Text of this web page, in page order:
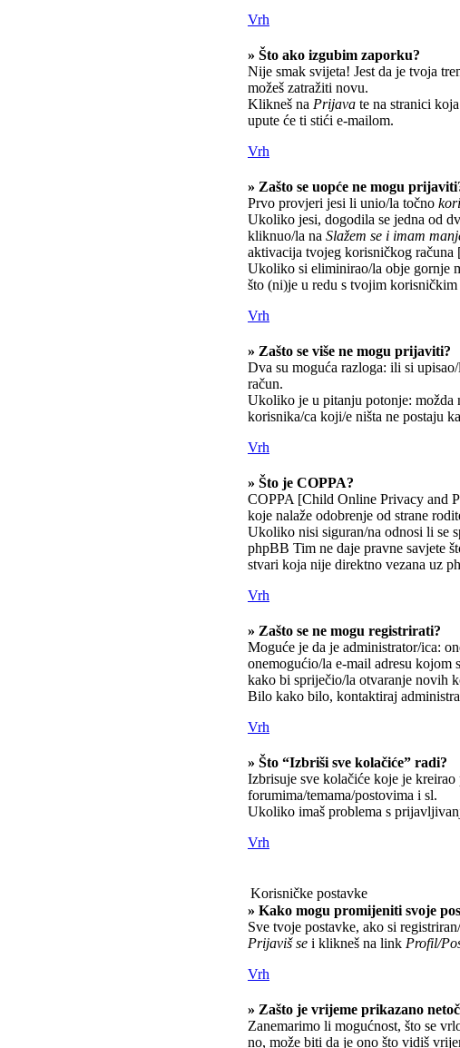
Vrh
» Što ako izgubim zaporku?
Nije smak svijeta! Jest da je tvoja
možeš zatražiti novu.
Klikneš na Prijava te na stranici
upute će ti stići e-mailom.
Vrh
» Zašto se uopće ne mogu
Prvo provjeri jesi li unio/la točno
Ukoliko jesi, dogodila se jedna od
kliknuo/la na Slažem se i imam
aktivacija tvojeg korisničkog
Ukoliko si eliminirao/la obje gornje
što (ni)je u redu s tvojim korisničkim
Vrh
» Zašto se više ne mogu prijaviti?
Dva su moguća razloga: ili si upisao/
račun.
Ukoliko je u pitanju potonje: možda
korisnika/ca koji/e ništa ne postaju
Vrh
» Što je COPPA?
COPPA [Child Online Privacy and
koje nalaže odobrenje od strane
Ukoliko nisi siguran/na odnosi li se
phpBB Tim ne daje pravne savjete
stvari koja nije direktno vezana uz
Vrh
» Zašto se ne mogu registrirati?
Moguće je da je administrator/ica:
onemogućio/la e-mail adresu kojom
kako bi spriječio/la otvaranje novih
Bilo kako bilo, kontaktiraj
Vrh
» Što “Izbriši sve kolačiće” radi?
Izbrisuje sve kolačiće koje je
forumima/temama/postovima i sl.
Ukoliko imaš problema s
Vrh
Korisničke postavke
» Kako mogu promijeniti svoje
Sve tvoje postavke, ako si
Prijaviš se i klikneš na link Profil/
Vrh
» Zašto je vrijeme prikazano
Zanemarimo li mogućnost, što se
no, može biti da je ono što vidiš